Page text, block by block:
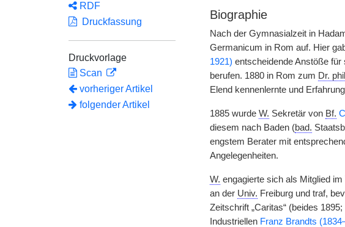
RDF
Druckfassung
Druckvorlage
Scan
vorheriger Artikel
folgender Artikel
Biographie
Nach der Gymnasialzeit in
Germanicum in Rom auf. Hier
1921) entscheidende Anstöße
berufen. 1880 in Rom zum Dr.
Elend kennenlernte und
1885 wurde W. Sekretär von Bf.
diesem nach Baden (bad.
engstem Berater mit
Angelegenheiten.
W. engagierte sich als Mitglied
an der Univ. Freiburg und traf,
Zeitschrift „Caritas“ (beides
Industriellen Franz Brandts